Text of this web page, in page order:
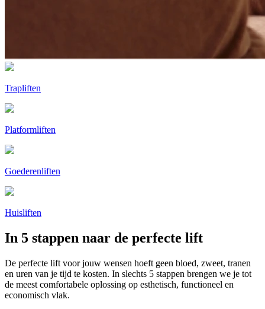
Trapliften
Platformliften
Goederenliften
Huisliften
In 5 stappen naar de perfecte lift
De perfecte lift voor jouw wensen hoeft geen bloed, zweet, tranen
en uren van je tijd te kosten. In slechts 5 stappen brengen we je tot
de meest comfortabele oplossing op esthetisch, functioneel en
economisch vlak.